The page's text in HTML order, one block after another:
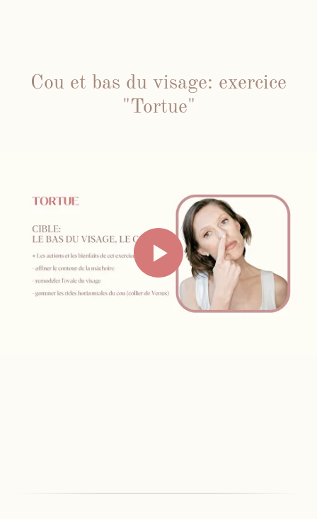
Cou et bas du visage: exercice
"Tortue"